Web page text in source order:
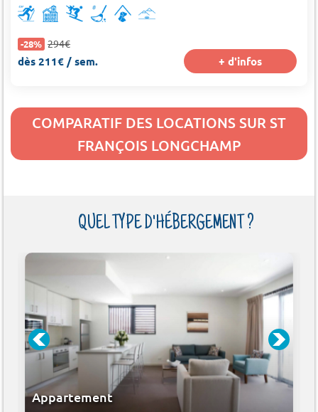
-28% 294€
dès 211€ / sem. + d'infos
COMPARATIF DES LOCATIONS SUR ST
FRANÇOIS LONGCHAMP
QUEL TYPE D'HÉBERGEMENT ?
Appartement